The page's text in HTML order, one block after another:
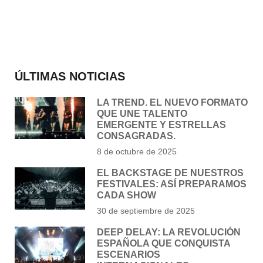
ÚLTIMAS NOTICIAS
LA TREND. EL NUEVO FORMATO
QUE UNE TALENTO
EMERGENTE Y ESTRELLAS
CONSAGRADAS.
8 de octubre de 2025
EL BACKSTAGE DE NUESTROS
FESTIVALES: ASÍ PREPARAMOS
CADA SHOW
30 de septiembre de 2025
DEEP DELAY: LA REVOLUCIÓN
ESPAÑOLA QUE CONQUISTA
ESCENARIOS